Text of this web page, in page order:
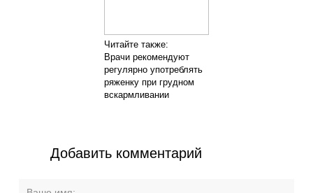
Читайте также:
Врачи рекомендуют
регулярно употреблять
ряженку при грудном
вскармливании
Добавить комментарий